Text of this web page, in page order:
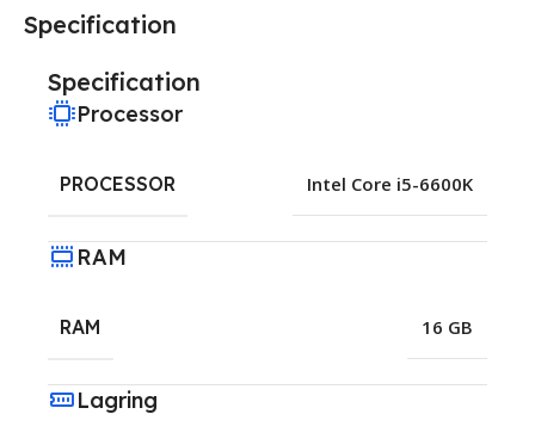
Specification
Specification
Processor
PROCESSOR Intel Core i5-6600K
RAM
RAM 16 GB
Lagring